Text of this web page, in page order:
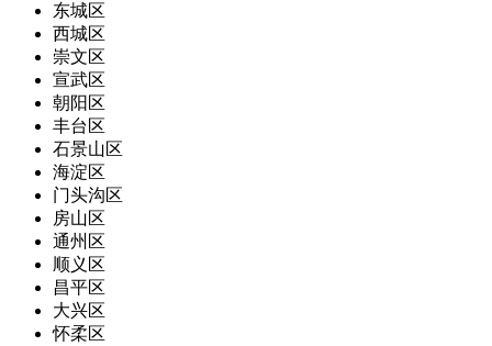
东城区
西城区
崇文区
宣武区
朝阳区
丰台区
石景山区
海淀区
门头沟区
房山区
通州区
顺义区
昌平区
大兴区
怀柔区